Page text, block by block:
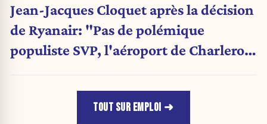
Jean-Jacques Cloquet après la décision
de Ryanair: "Pas de polémique
populiste SVP, l'aéroport de Charleroi
TOUT SUR EMPLOI